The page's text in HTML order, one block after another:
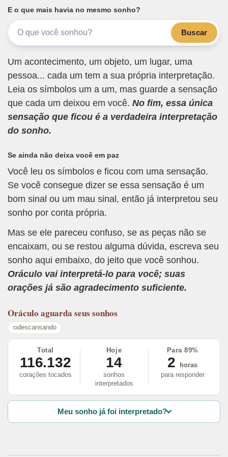
E o que mais havia no mesmo sonho?
Buscar
Um acontecimento, um objeto, um lugar, uma
pessoa... cada um tem a sua própria interpretação.
Leia os símbolos um a um, mas guarde a sensação
que cada um deixou em você. No fim, essa única
sensação que ficou é a verdadeira interpretação
do sonho.
Se ainda não deixa você em paz
Você leu os símbolos e ficou com uma sensação.
Se você consegue dizer se essa sensação é um
bom sinal ou um mau sinal, então já interpretou seu
sonho por conta própria.
Mas se ele pareceu confuso, se as peças não se
encaixam, ou se restou alguma dúvida, escreva seu
sonho aqui embaixo, do jeito que você sonhou.
Oráculo vai interpretá-lo para você; suas
orações já são agradecimento suficiente.
Oráculo aguarda seus sonhos
descansando
Total
116.132
corações tocados
Hoje
14
sonhos
interpretados
Para 89%
2
horas
para responder
Meu sonho já foi interpretado?